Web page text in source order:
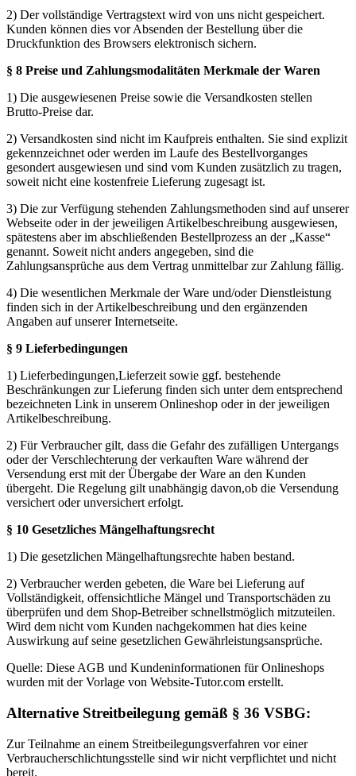
2) Der vollständige Vertragstext wird von uns nicht gespeichert.
Kunden können dies vor Absenden der Bestellung über die
Druckfunktion des Browsers elektronisch sichern.
§ 8 Preise und Zahlungsmodalitäten Merkmale der Waren
1) Die ausgewiesenen Preise sowie die Versandkosten stellen
Brutto-Preise dar.
2) Versandkosten sind nicht im Kaufpreis enthalten. Sie sind explizit
gekennzeichnet oder werden im Laufe des Bestellvorganges
gesondert ausgewiesen und sind vom Kunden zusätzlich zu tragen,
soweit nicht eine kostenfreie Lieferung zugesagt ist.
3) Die zur Verfügung stehenden Zahlungsmethoden sind auf unserer
Webseite oder in der jeweiligen Artikelbeschreibung ausgewiesen,
spätestens aber im abschließenden Bestellprozess an der „Kasse“
genannt. Soweit nicht anders angegeben, sind die
Zahlungsansprüche aus dem Vertrag unmittelbar zur Zahlung fällig.
4) Die wesentlichen Merkmale der Ware und/oder Dienstleistung
finden sich in der Artikelbeschreibung und den ergänzenden
Angaben auf unserer Internetseite.
§ 9 Lieferbedingungen
1) Lieferbedingungen,Lieferzeit sowie ggf. bestehende
Beschränkungen zur Lieferung finden sich unter dem entsprechend
bezeichneten Link in unserem Onlineshop oder in der jeweiligen
Artikelbeschreibung.
2) Für Verbraucher gilt, dass die Gefahr des zufälligen Untergangs
oder der Verschlechterung der verkauften Ware während der
Versendung erst mit der Übergabe der Ware an den Kunden
übergeht. Die Regelung gilt unabhängig davon,ob die Versendung
versichert oder unversichert erfolgt.
§ 10 Gesetzliches Mängelhaftungsrecht
1) Die gesetzlichen Mängelhaftungsrechte haben bestand.
2) Verbraucher werden gebeten, die Ware bei Lieferung auf
Vollständigkeit, offensichtliche Mängel und Transportschäden zu
überprüfen und dem Shop-Betreiber schnellstmöglich mitzuteilen.
Wird dem nicht vom Kunden nachgekommen hat dies keine
Auswirkung auf seine gesetzlichen Gewährleistungsansprüche.
Quelle: Diese AGB und Kundeninformationen für Onlineshops
wurden mit der Vorlage von Website-Tutor.com erstellt.
Alternative Streitbeilegung gemäß § 36 VSBG:
Zur Teilnahme an einem Streitbeilegungsverfahren vor einer
Verbraucherschlichtungsstelle sind wir nicht verpflichtet und nicht
bereit.